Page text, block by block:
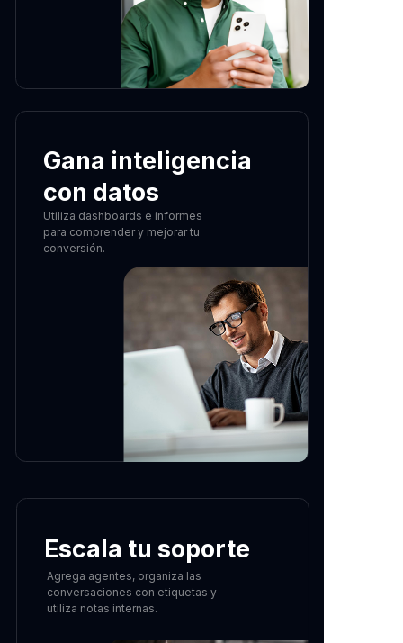
Utiliza dashboards e informes
para comprender y mejorar tu
conversión.
Gana inteligencia
con datos
Agrega agentes, organiza las
conversaciones con etiquetas y
utiliza notas internas.
Escala tu soporte